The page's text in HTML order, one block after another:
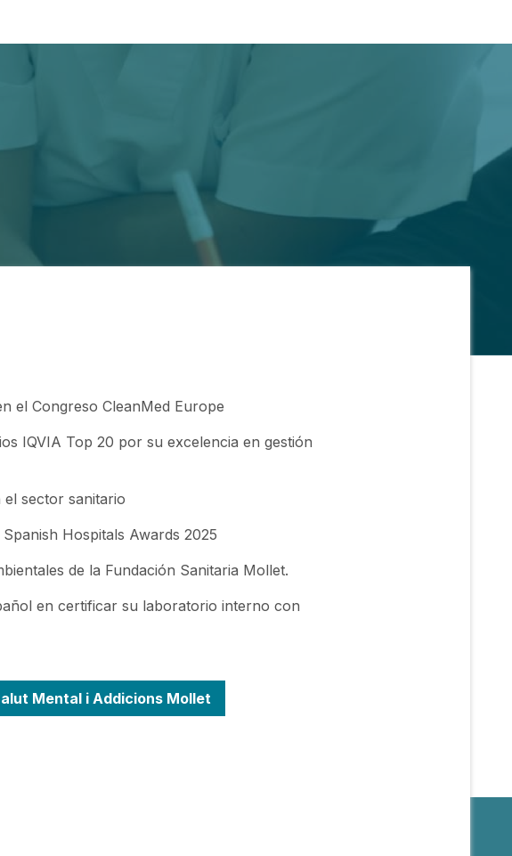
el Congreso CleanMed Europe
IQVIA Top 20 por su excelencia en gestión
el sector sanitario
Hospitals Awards 2025
de la Fundación Sanitaria Mollet.
en certificar su laboratorio interno con
Mental i Addicions Mollet